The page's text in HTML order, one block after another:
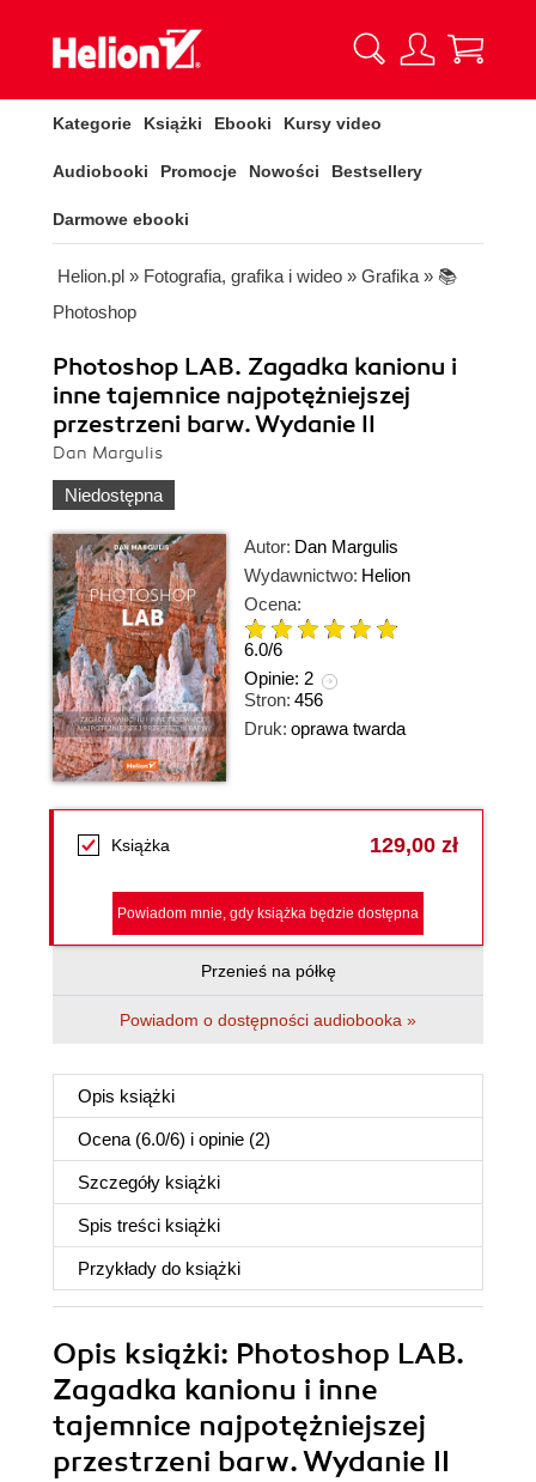
Kategorie Książki Ebooki Kursy video
Audiobooki Promocje Nowości Bestsellery
Darmowe ebooki
Helion.pl » Fotografia, grafika i wideo » Grafika » 📚
Photoshop
Photoshop LAB. Zagadka kanionu i
inne tajemnice najpotężniejszej
przestrzeni barw. Wydanie II
Dan Margulis
Niedostępna
Autor: Dan Margulis
Wydawnictwo: Helion
Ocena:
6.0/6
Opinie: 2
Stron: 456
Druk: oprawa twarda
Książka 129,00 zł
Powiadom mnie, gdy książka będzie dostępna
Przenieś na półkę
Powiadom o dostępności audiobooka »
Opis książki
Ocena (6.0/6) i opinie (2)
Szczegóły książki
Spis treści książki
Przykłady do książki
Opis książki: Photoshop LAB.
Zagadka kanionu i inne
tajemnice najpotężniejszej
przestrzeni barw. Wydanie II